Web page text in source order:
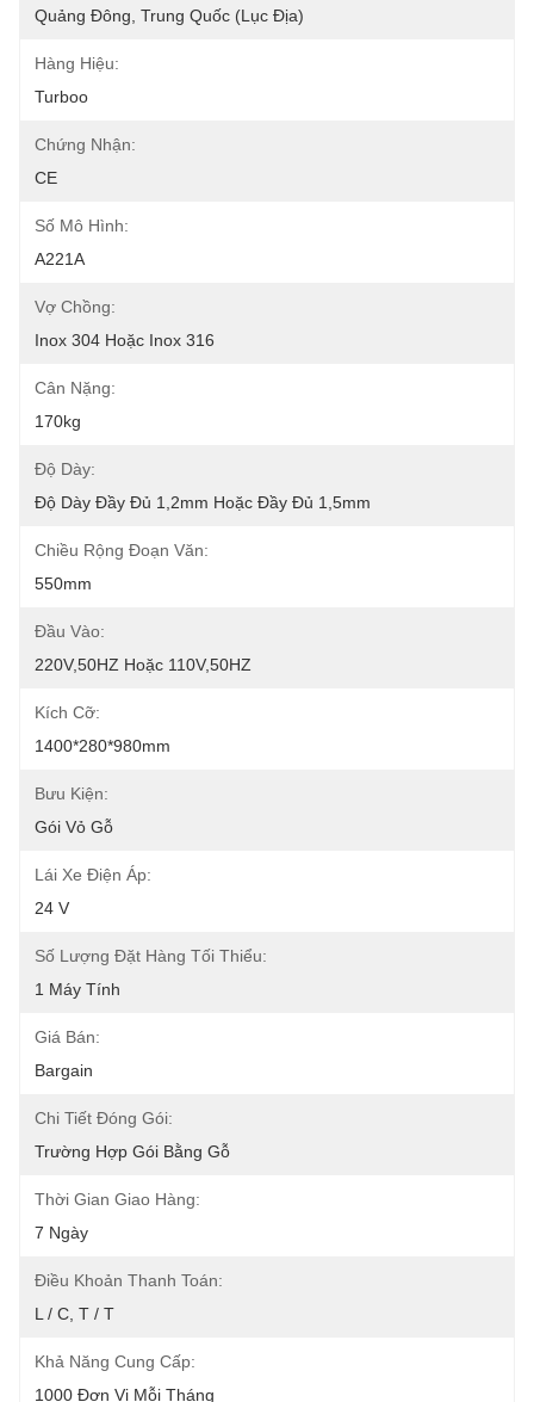
Quảng Đông, Trung Quốc (lục Địa)
Hàng Hiệu:
Turboo
Chứng Nhận:
CE
Số Mô Hình:
A221A
Vợ Chồng:
Inox 304 Hoặc Inox 316
Cân Nặng:
170kg
Độ Dày:
Độ Dày Đầy Đủ 1,2mm Hoặc Đầy Đủ 1,5mm
Chiều Rộng Đoạn Văn:
550mm
Đầu Vào:
220V,50HZ Hoặc 110V,50HZ
Kích Cỡ:
1400*280*980mm
Bưu Kiện:
Gói Vỏ Gỗ
Lái Xe Điện Áp:
24 V
Số Lượng Đặt Hàng Tối Thiểu:
1 Máy Tính
Giá Bán:
Bargain
Chi Tiết Đóng Gói:
Trường Hợp Gói Bằng Gỗ
Thời Gian Giao Hàng:
7 Ngày
Điều Khoản Thanh Toán:
L / C, T / T
Khả Năng Cung Cấp:
1000 Đơn Vị Mỗi Tháng